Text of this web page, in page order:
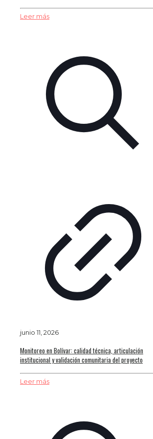
Leer más
junio 11, 2026
Monitoreo en Bolívar: calidad técnica, articulación
institucional y validación comunitaria del proyecto
Leer más